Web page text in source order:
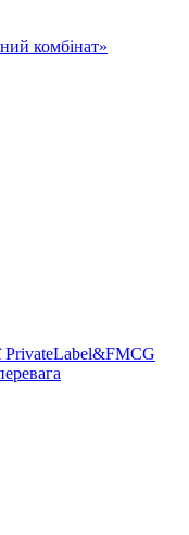
комбінат»
PrivateLabel&FMCG